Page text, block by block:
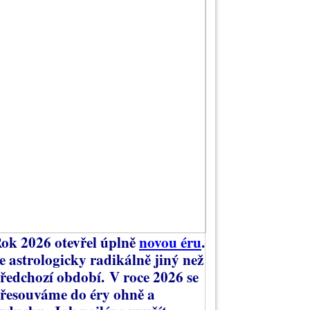
2026 otevřel úplněnovou éru.
astrologicky radikálně jiný než
období. V roce 2026 se
do éry ohně a